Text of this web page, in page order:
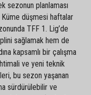
sezonun planlaması
düşmesi haftalar
TFF 1. Lig’de
sağlamak hem de
kapsamlı bir çalışma
ve yeni teknik
bu sezon yaşanan
sürdürülebilir ve